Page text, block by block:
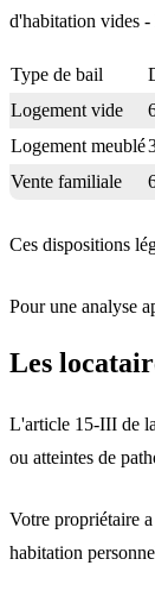
d'habitation vides -
Type de bail
Logement vide
Logement meublé
Vente familiale
Ces dispositions
Pour une analyse
Les
L'article 15-III de
ou atteintes de
Votre propriétaire
habitation